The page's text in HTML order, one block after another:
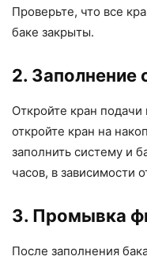
Проверьте, что все
баке закрыты.
2. Заполнение
Откройте кран
откройте кран на
заполнить систему и
часов, в зависимости
3. Промывка
После заполнения